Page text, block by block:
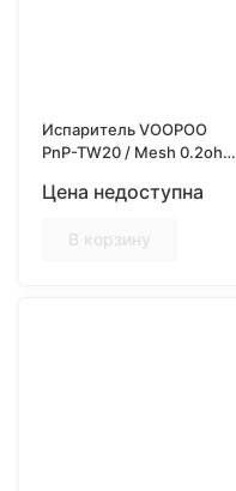
Испаритель VOOPOO
PnP-TW20 / Mesh 0.2ohm
Цена недоступна
В корзину